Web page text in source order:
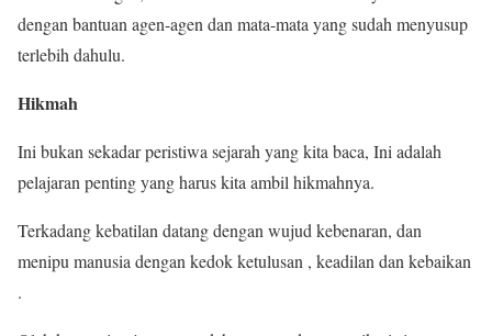
dengan bantuan agen-agen dan mata-mata yang sudah menyusup
terlebih dahulu.
Hikmah
Ini bukan sekadar peristiwa sejarah yang kita baca, Ini adalah
pelajaran penting yang harus kita ambil hikmahnya.
Terkadang kebatilan datang dengan wujud kebenaran, dan
menipu manusia dengan kedok ketulusan , keadilan dan kebaikan
.